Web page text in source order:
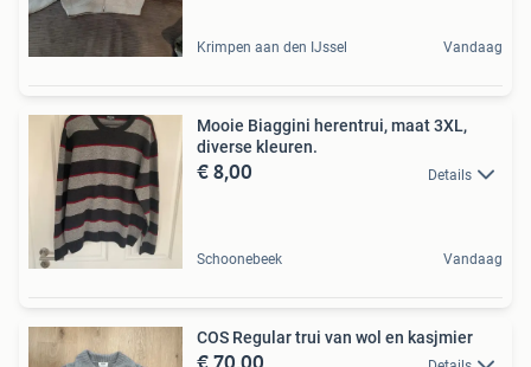
Krimpen aan den IJssel Vandaag
Mooie Biaggini herentrui, maat 3XL,
diverse kleuren.
€ 8,00 Details
Schoonebeek Vandaag
COS Regular trui van wol en kasjmier